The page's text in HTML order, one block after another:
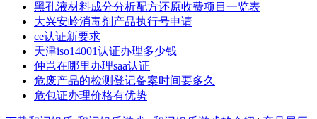
黑孔液材料成分分析配方还原收费项目一览表
大兴安岭消毒剂产品执行号申请
ce认证新要求
天津iso14001认证办理多少钱
仲岂在哪里办理saa认证
危废产品的检测登记备案时间要多久
危包证办理价格有优势